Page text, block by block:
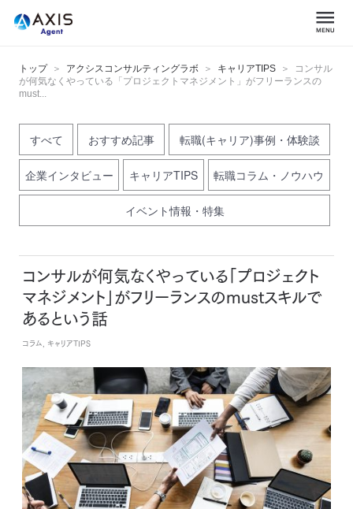
トップ アクシスコンサルティングラボ キャリアTIPS
コンサル
が何気なくやっている「プロジェクトマネジメント」がフリーランスの
must...
すべて おすすめ記事 転職(キャリア)事例・体験談
企業インタビュー キャリアTIPS 転職コラム・ノウハウ
イベント情報・特集
コンサルが何気なくやっている「プロジェクト
マネジメント」がフリーランスのmustスキルで
あるという話
コラム, キャリアTIPS